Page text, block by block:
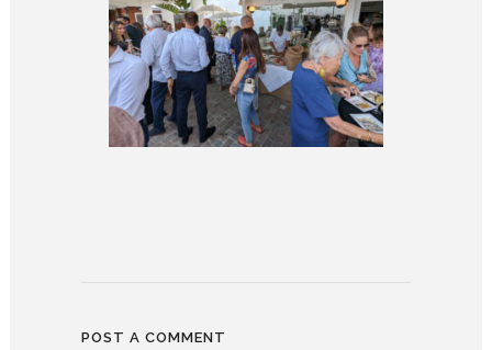
POST A COMMENT